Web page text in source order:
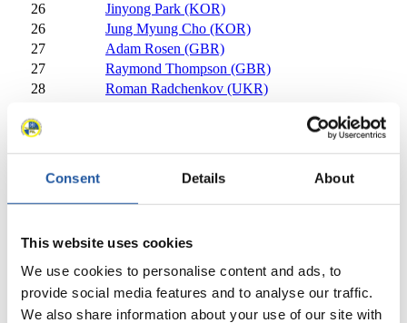
Consent Details About
This website uses cookies
We use cookies to personalise content and ads, to
provide social media features and to analyse our traffic.
We also share information about your use of our site with
26
Jinyong Park (KOR)
26
Jung Myung Cho (KOR)
27
Adam Rosen (GBR)
27
Raymond Thompson (GBR)
28
Roman Radchenkov (UKR)
29
Adam Wanielista (POL)
31
Matt Riddle (CAN)
32
Tomas Vavercak (SVK)
32
Matej Zmij (SVK)
Schließen
Viessmann-Weltcup Doppelsitzer 2016/2017